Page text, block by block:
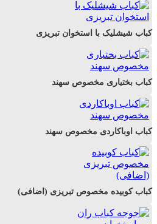
کباب شیشلیک با استخوان تبریزی
کباب بختیاری مخصوص سهند
کباب اوباکاردی مخصوص سهند
کباب کوبیده مخصوص تبریزی (اضافی)